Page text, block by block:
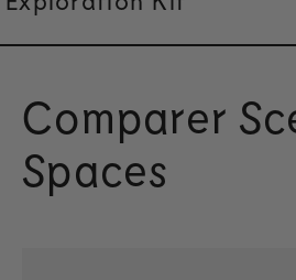
Comparer
Spaces